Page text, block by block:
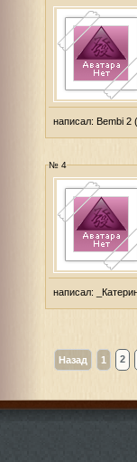
написал: Bembi 2
№ 4
написал:
Назад 1 2